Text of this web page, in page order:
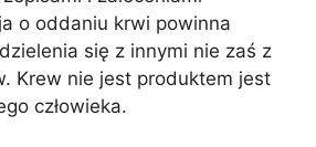
o oddaniu krwi powinna
się z innymi nie zaś z
Krew nie jest produktem jest
człowieka.